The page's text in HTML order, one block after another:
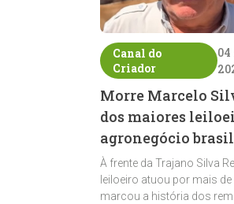
Canal do
Criador
04
Morre Marcelo
dos maiores
agronegócio
À frente da Trajano Silva
leiloeiro atuou por mais
marcou a história dos